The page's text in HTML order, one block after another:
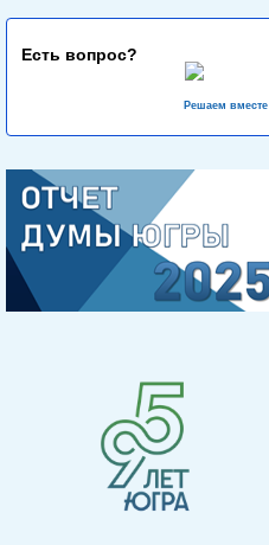
Есть вопрос?
Решаем вместе